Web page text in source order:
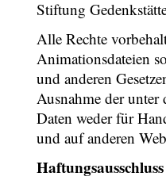
Stiftung
Alle Rechte
Animationsdateien
und anderen
Ausnahme der
Daten weder für
und auf anderen
Haftungsausschluss